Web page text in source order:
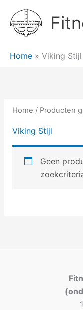
naar
inhoud
Home » Viking Stijl
Home / Producten
Viking Stijl
Geen